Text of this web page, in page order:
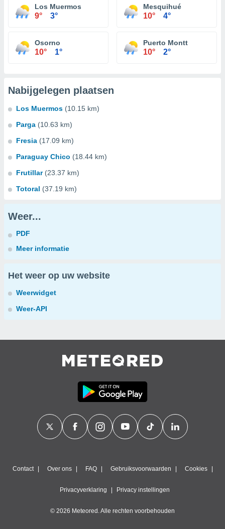
Los Muermos
9° 3°
Mesquihué
10° 4°
Osorno
10° 1°
Puerto Montt
10° 2°
Nabijgelegen plaatsen
Los Muermos (10.15 km)
Parga (10.63 km)
Fresia (17.09 km)
Paraguay Chico (18.44 km)
Frutillar (23.37 km)
Totoral (37.19 km)
Weer...
PDF
Meer informatie
Het weer op uw website
Weerwidget
Weer-API
Contact Over ons FAQ Gebruiksvoorwaarden Cookies
Privacyverklaring Privacy instellingen
© 2026 Meteored. Alle rechten voorbehouden